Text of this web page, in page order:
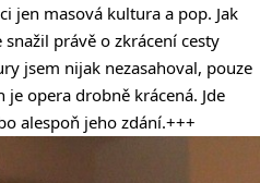
jen masová kultura a pop. Jak
právě o zkrácení cesty
jsem nijak nezasahoval, pouze
opera drobně krácená. Jde
alespoň jeho zdání.+++